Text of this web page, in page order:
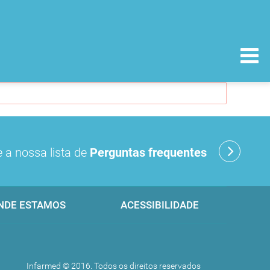
a nossa lista de Perguntas frequentes
ESTAMOS ACESSIBILIDADE
Infarmed © 2016. Todos os direitos reservados